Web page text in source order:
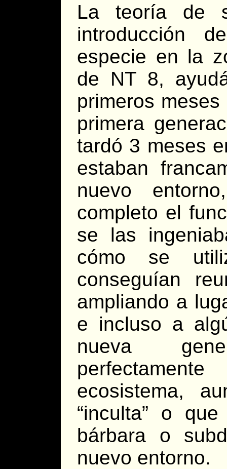
La teoría de
introducción
especie en la
de NT 8,
primeros
primera
tardó 3 meses
estaban
nuevo
completo el
se las
cómo se
conseguían
ampliando a
e incluso a
nueva
ecosistema,
“inculta” o
bárbara o
nuevo entorno.